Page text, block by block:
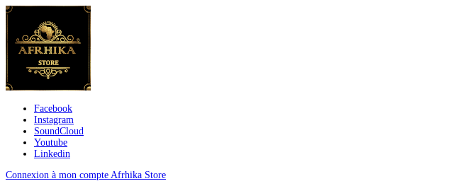
Facebook
Instagram
SoundCloud
Youtube
Linkedin
Connexion à mon compte Afrhika Store